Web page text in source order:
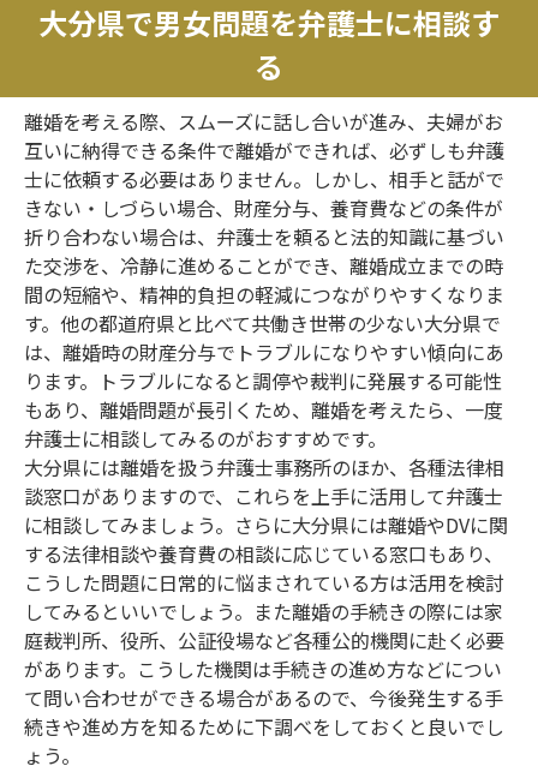
大分県で男女問題を弁護士に相談す
る
離婚を考える際、スムーズに話し合いが進み、夫婦がお
互いに納得できる条件で離婚ができれば、必ずしも弁護
士に依頼する必要はありません。しかし、相手と話がで
きない・しづらい場合、財産分与、養育費などの条件が
折り合わない場合は、弁護士を頼ると法的知識に基づい
た交渉を、冷静に進めることができ、離婚成立までの時
間の短縮や、精神的負担の軽減につながりやすくなりま
す。他の都道府県と比べて共働き世帯の少ない大分県で
は、離婚時の財産分与でトラブルになりやすい傾向にあ
ります。トラブルになると調停や裁判に発展する可能性
もあり、離婚問題が長引くため、離婚を考えたら、一度
弁護士に相談してみるのがおすすめです。
大分県には離婚を扱う弁護士事務所のほか、各種法律相
談窓口がありますので、これらを上手に活用して弁護士
に相談してみましょう。さらに大分県には離婚やDVに関
する法律相談や養育費の相談に応じている窓口もあり、
こうした問題に日常的に悩まされている方は活用を検討
してみるといいでしょう。また離婚の手続きの際には家
庭裁判所、役所、公証役場など各種公的機関に赴く必要
があります。こうした機関は手続きの進め方などについ
て問い合わせができる場合があるので、今後発生する手
続きや進め方を知るために下調べをしておくと良いでし
ょう。